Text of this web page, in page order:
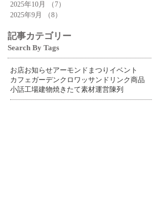
2025年10月
（7）
2025年9月
（8）
記事カテゴリー
Search By Tags
お店お知らせアーモンドまつり イベント
カフェ ガーデンクロワッサン ドリンク商品
小話工場建物焼きたて素材運営陳列